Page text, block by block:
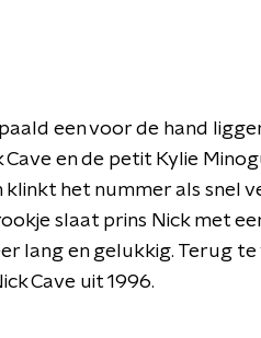
een voor de hand
en de petit Kylie
klinkt het nummer als snel
slaat prins Nick met
lang en gelukkig. Terug
Cave uit 1996.